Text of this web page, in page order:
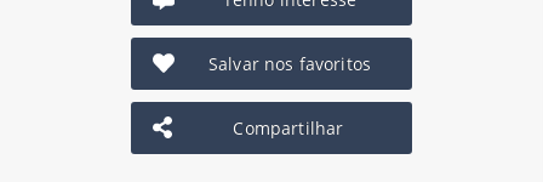
Salvar nos favoritos
Compartilhar